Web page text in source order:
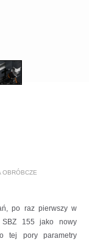
OBRÓBCZE
po raz pierwszy w
SBZ 155 jako nowy
tej pory parametry